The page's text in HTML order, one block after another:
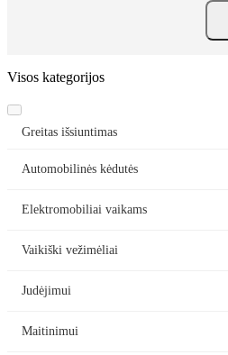
Visos kategorijos
Greitas išsiuntimas
Automobilinės kėdutės
Elektromobiliai vaikams
Vaikiški vežimėliai
Judėjimui
Maitinimui